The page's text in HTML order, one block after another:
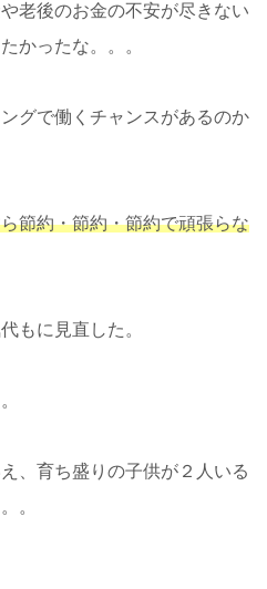
老後のお金の不安が尽きない
かったな。。。
グで働くチャンスがあるのか
節約・節約・節約で頑張らな
もに見直した。
、育ち盛りの子供が２人いる
。